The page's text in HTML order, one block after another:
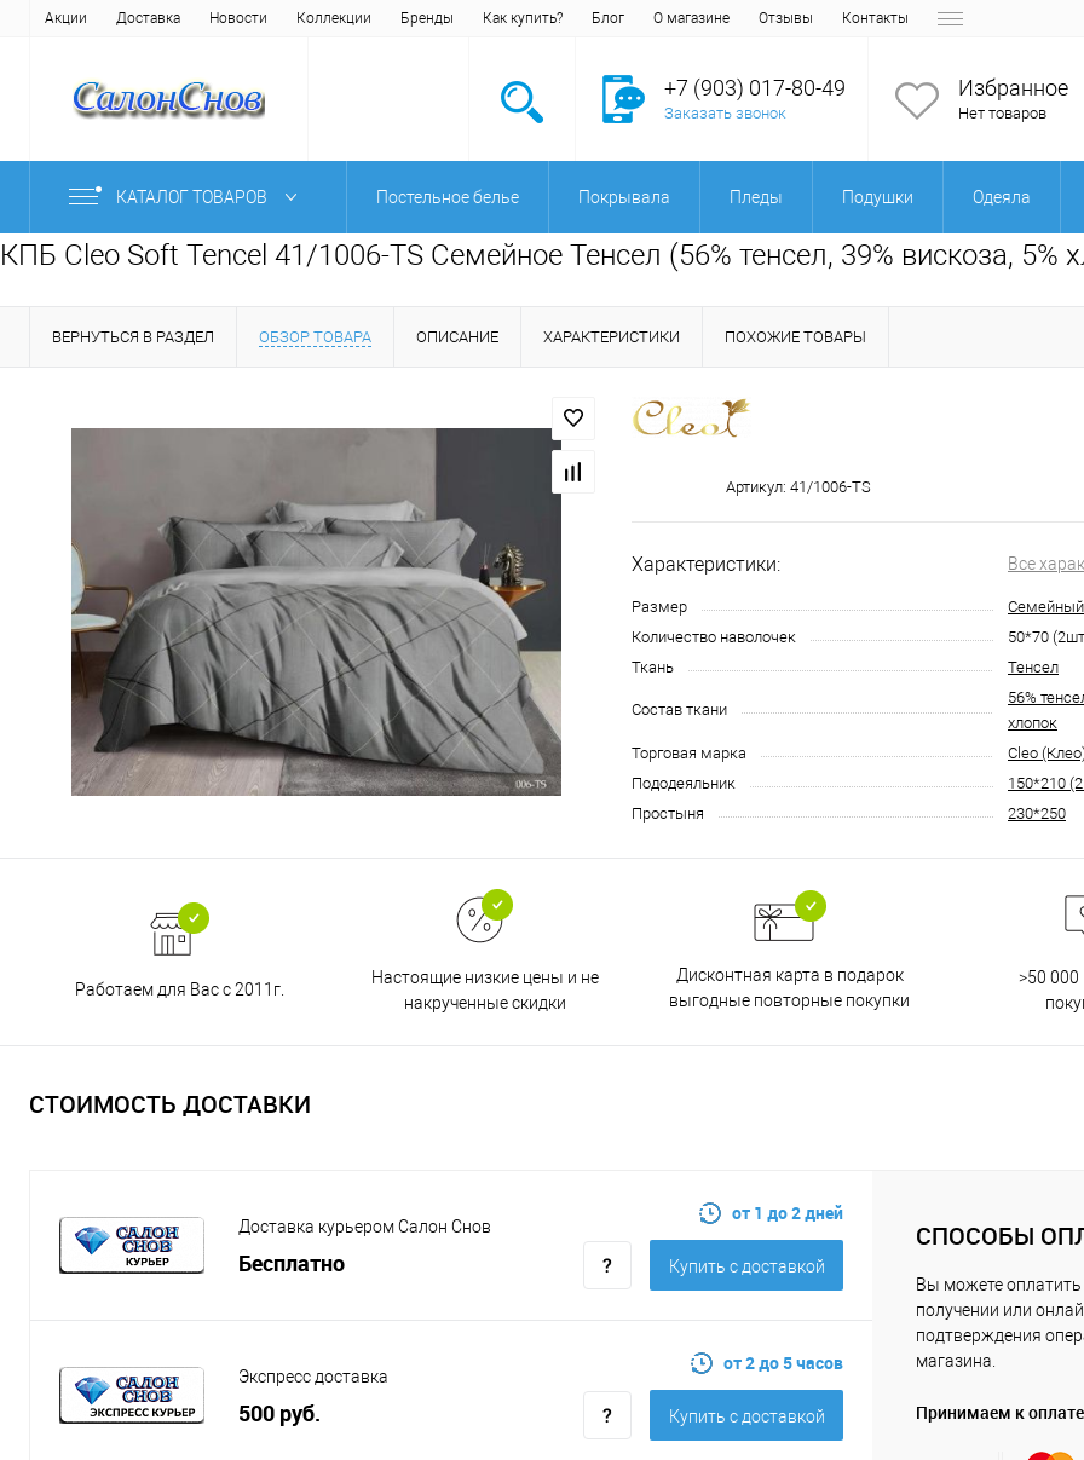
Акции Доставка Новости Коллекции Бренды Как купить? Блог О магазине Отзывы Контакты
+7 (903) 017-80-49
Заказать звонок
Избранное
Нет товаров
КАТАЛОГ ТОВАРОВ Постельное белье Покрывала Пледы Подушки Одеяла
КПБ Cleo Soft Tencel 41/1006-TS Семейное Тенсел (56% тенсел, 39% вискоза, 5%
ВЕРНУТЬСЯ В РАЗДЕЛ ОБЗОР ТОВАРА ОПИСАНИЕ ХАРАКТЕРИСТИКИ ПОХОЖИЕ ТОВАРЫ
Артикул: 41/1006-TS
Характеристики: Все
Размер
Семейный
Количество наволочек
50*70
Ткань
Тенсел
Состав ткани
56%
хлопок
Торговая марка
Cleo
Пододеяльник
150*210
Простыня
230*250
Работаем для Вас с 2011г.
Настоящие низкие цены и не
накрученные скидки
Дисконтная карта в подарок
выгодные повторные покупки
>50
СТОИМОСТЬ ДОСТАВКИ
Доставка курьером Салон Снов
Бесплатно
от 1 до 2 дней
Купить c доставкой
Экспресс доставка
500 руб.
от 2 до 5 часов
Купить c доставкой
СПОСОБЫ
Вы можете оплатить
получении или
подтверждения
магазина.
Принимаем к оплате